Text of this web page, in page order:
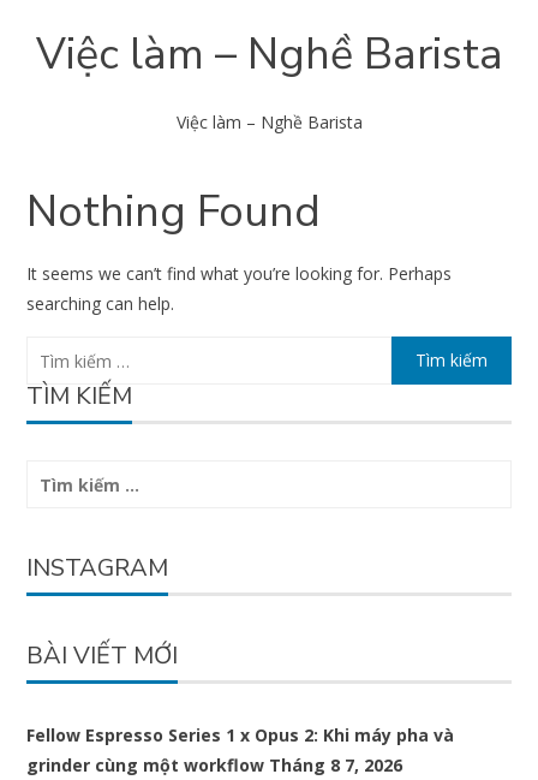
Việc làm – Nghề Barista
Việc làm – Nghề Barista
Nothing Found
It seems we can’t find what you’re looking for. Perhaps
searching can help.
Tìm
kiếm
cho:
TÌM KIẾM
Tìm
INSTAGRAM
BÀI VIẾT MỚI
Fellow Espresso Series 1 x Opus 2: Khi máy pha và
grinder cùng một workflow Tháng 8 7, 2026